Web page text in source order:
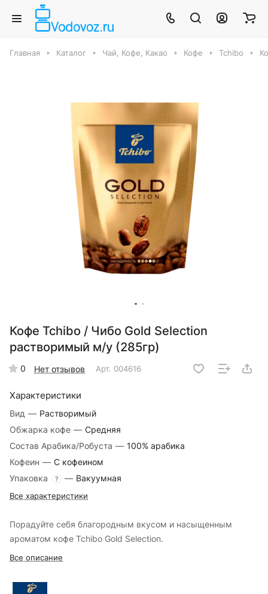
Главная Каталог Чай, Кофе, Какао Кофе Tchibo
Кофе Tchibo / Чибо Gold Selection
растворимый м/у (285гр)
0 Нет отзывов Арт. 004616
Характеристики
Вид — Растворимый
Обжарка кофе — Средняя
Состав Арабика/Робуста — 100% арабика
Кофеин — С кофеином
Упаковка
? — Вакуумная
Все характеристики
Порадуйте себя благородным вкусом и насыщенным
ароматом кофе Tchibo Gold Selection.
Все описание